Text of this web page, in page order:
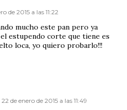
de 2015 a las 11:22
mucho este pan pero ya
estupendo corte que tiene es
loca, yo quiero probarlo!!!
22 de enero de 2015 a las 11:49